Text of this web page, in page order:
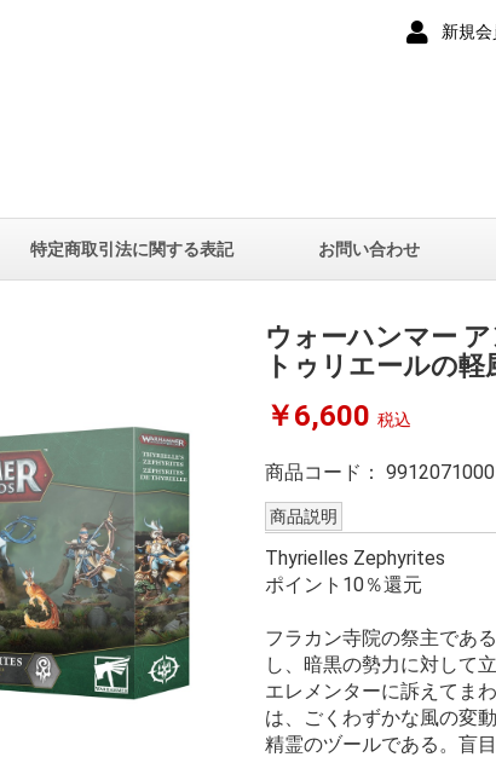
新規
特定商取引法に関する表記 お問い合わせ
ウォーハンマー
トゥリエールの軽
￥6,600 税込
商品コード：
商品説明
Thyrielles Zephyrites
ポイント10％還元
フラカン寺院の祭主であ
し、暗黒の勢力に対して
エレメンターに訴えてま
は、ごくわずかな風の変
精霊のヅールである。盲